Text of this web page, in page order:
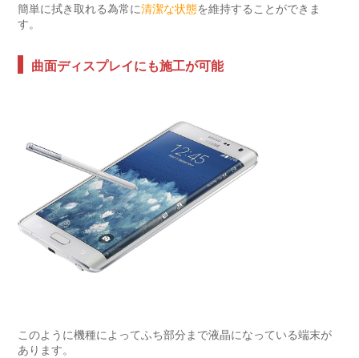
簡単に拭き取れる為常に清潔な状態を維持することができま
す。
曲面ディスプレイにも施工が可能
このように機種によってふち部分まで液晶になっている端末が
あります。